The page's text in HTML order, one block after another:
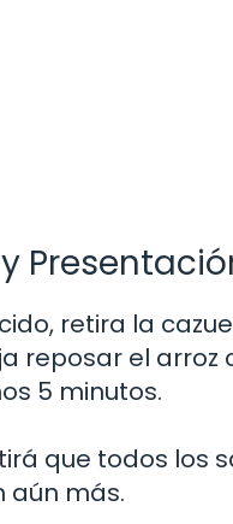
retira la
reposar el arroz
5 minutos.
que todos los
aún más.